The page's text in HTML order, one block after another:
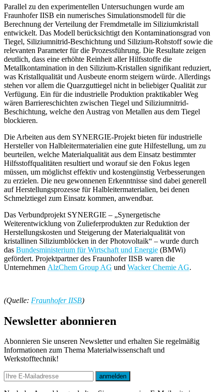
Parallel zu den experimentellen Untersuchungen wurde am
Fraunhofer IISB ein numerisches Simulationsmodell für die
Berechnung der Verteilung der Fremdmetalle im Siliziumkristall
entwickelt. Das Modell berücksichtigt den Kontaminationsgrad von
Tiegel, Siliziumnitrid-Beschichtung und Silizium-Rohstoff sowie die
relevanten Parameter für die Prozessführung. Die Resultate zeigen
deutlich, dass eine erhöhte Reinheit aller Hilfsstoffe die
Metallkontamination in den Silizium-Kristallen signifikant reduziert,
was Kristallqualität und Ausbeute enorm steigern würde. Allerdings
stehen vor allem die Quarzguttiegel nicht in beliebiger Qualität zur
Verfügung. Ein für die industrielle Produktion praktikabler Weg
wären Barriereschichten zwischen Tiegel und Siliziumnitrid-
Beschichtung, welche den Austrag von Metallen aus dem Tiegel
blockieren.
Die Arbeiten aus dem SYNERGIE-Projekt bieten für industrielle
Hersteller von Halbleiter­materialien eine gute Hilfestellung, um zu
beurteilen, welche Materialqualität aus dem Einsatz bestimmter
Hilfsstoffqualitäten resultiert und worauf sie den Fokus legen
müssen, um möglichst effektiv und kostengünstig Verbesserungen
zu erzielen. Die neu gewonnenen Erkenntnisse sind dabei generell
auf Herstellungsprozesse für Halbleitermaterialien, bei denen
Schmelztiegel zum Einsatz kommen, anwendbar.
Das Verbundprojekt SYNERGIE – „Synergetische
Weiterentwicklung von Zulieferprodukten zur Reduktion der
Herstellungskosten und Steigerung der Materialqualität von
kristallinen Siliziumblöcken in der Photovoltaik“ – wurde durch
das Bundesministerium für Wirtschaft und Energie (BMWi)
gefördert. Projektpartner des Fraunhofer IISB waren die
Unternehmen AlzChem Group AG und Wacker Chemie AG.
(Quelle: Fraunhofer IISB)
Newsletter abonnieren
Abonnieren Sie unseren Newsletter und erhalten Sie regelmäßig
Informationen zum Thema Materialwissenschaft und
Werkstofftechnik!
E-mail
anmelden